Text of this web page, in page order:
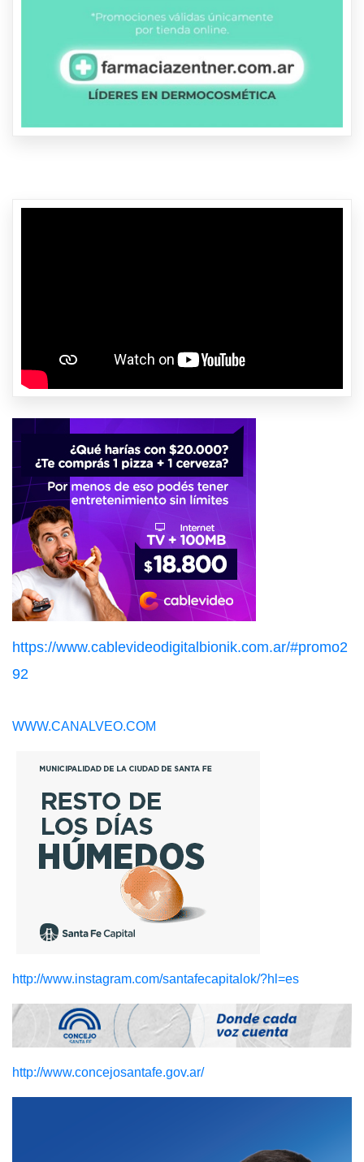
https://www.cablevideodigitalbionik.com.ar/#promo2
92
WWW.CANALVEO.COM
http://www.instagram.com/santafecapitalok/?hl=es
http://www.concejosantafe.gov.ar/